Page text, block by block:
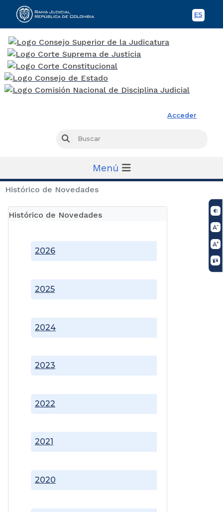
ES
Acceder
Buscar
Menú
Histórico de Novedades
Histórico de Novedades
2020
2021
2022
2023
2024
2025
2026